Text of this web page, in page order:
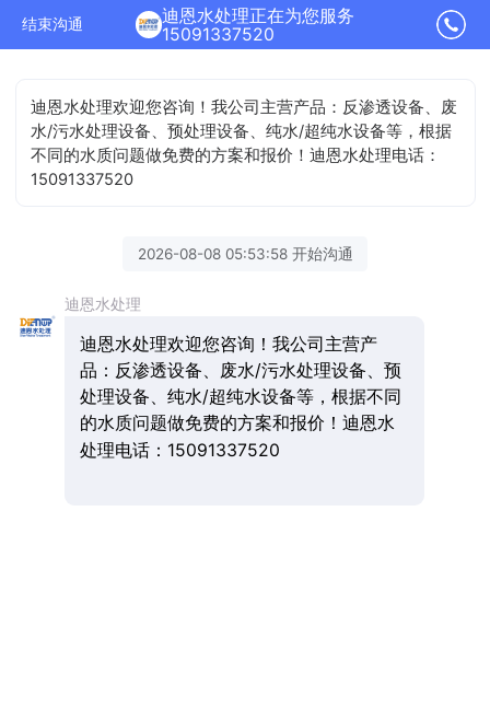
结束沟通
迪恩水处理正在为您服务
15091337520
迪恩水处理欢迎您咨询！我公司主营产品：反渗透设备、废
水/污水处理设备、预处理设备、纯水/超纯水设备等，根据
不同的水质问题做免费的方案和报价！迪恩水处理电话：
15091337520
2026-08-08 05:53:58 开始沟通
迪恩水处理
迪恩水处理欢迎您咨询！我公司主营产
品：反渗透设备、废水/污水处理设备、预
处理设备、纯水/超纯水设备等，根据不同
的水质问题做免费的方案和报价！迪恩水
处理电话：15091337520